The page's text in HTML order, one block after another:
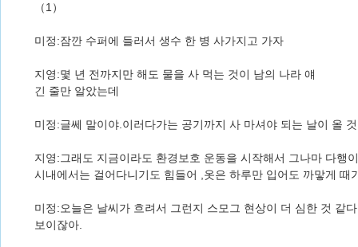
（1）
미정:잠깐 수퍼에 들러서 생수 한 병 사가지고 가자
지영:몇 년 전까지만 해도 물을 사 먹는 것이 남의 나라 얘
긴 줄만 알았는데
미정:글쎄 말이야.이러다가는 공기까지 사 마셔야 되는 날이 올
지영:그래도 지금이라도 환경보호 운동을 시작해서 그나마 다행
시내에서는 걸어다니기도 힘들어 ,옷은 하루만 입어도 까맣게 때
미정:오늘은 날씨가 흐려서 그런지 스모그 현상이 더 심한 것 같
보이잖아.